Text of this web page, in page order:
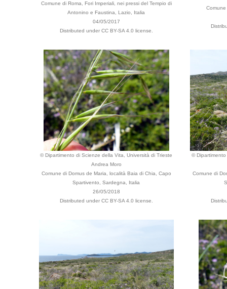
Comune di Roma, Fori Imperiali, nei pressi del Tempio di
Antonino e Faustina, Lazio, Italia
04/05/2017
Distributed under CC BY-SA 4.0 license.
© Dipartimento di Scienze della Vita, Università di Trieste
Andrea Moro
Comune di Domus de Maria, località Baia di Chia, Capo
Spartivento, Sardegna, Italia
26/05/2018
Distributed under CC BY-SA 4.0 license.
©
Comune di